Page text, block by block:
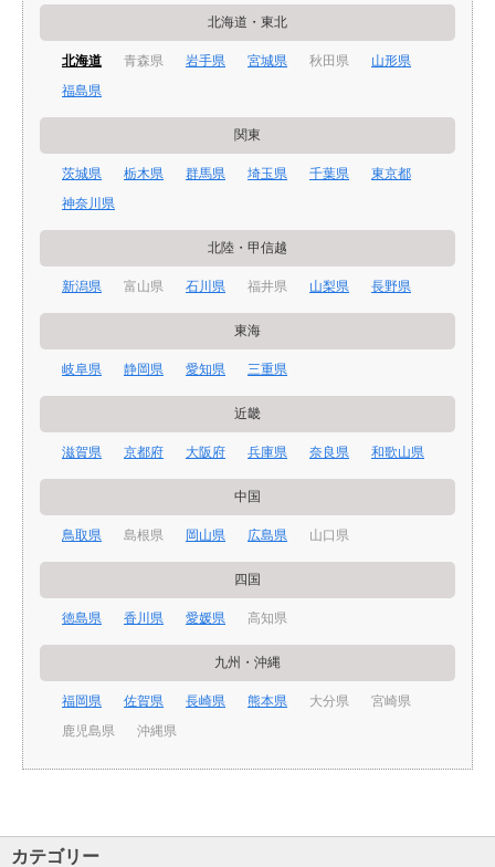
北海道・東北
北海道 青森県 岩手県 宮城県 秋田県
山形県
福島県
関東
茨城県 栃木県 群馬県 埼玉県 千葉県
東京都
神奈川県
北陸・甲信越
新潟県 富山県 石川県 福井県 山梨県 長野県
東海
岐阜県 静岡県 愛知県 三重県
近畿
滋賀県 京都府 大阪府 兵庫県 奈良県 和歌山県
中国
鳥取県 島根県 岡山県 広島県 山口県
四国
徳島県 香川県 愛媛県 高知県
九州・沖縄
福岡県 佐賀県 長崎県 熊本県 大分県
宮崎県
鹿児島県
沖縄県
カテゴリー